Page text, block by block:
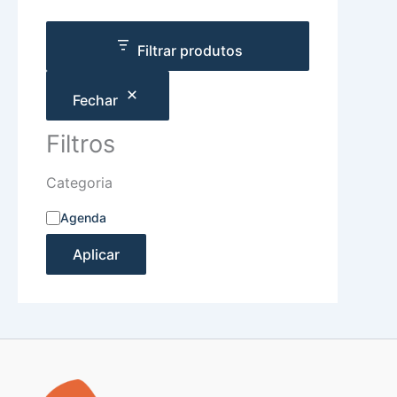
Filtrar produtos
Fechar
Filtros
Categoria
Agenda
Aplicar